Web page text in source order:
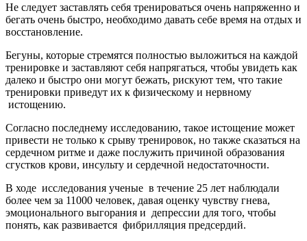
Не следует заставлять себя тренироваться очень напряженно и
бегать очень быстро, необходимо давать себе время на отдых и
восстановление.
Бегуны, которые стремятся полностью выложиться на каждой
тренировке и заставляют себя напрягаться, чтобы увидеть как
далеко и быстро они могут бежать, рискуют тем, что такие
тренировки приведут их к физическому и нервному
истощению.
Согласно последнему исследованию, такое истощение может
привести не только к срыву тренировок, но также сказаться на
сердечном ритме и даже послужить причиной образования
сгустков крови, инсульту и сердечной недостаточности.
В ходе исследования ученые в течение 25 лет наблюдали
более чем за 11000 человек, давая оценку чувству гнева,
эмоционального выгорания и депрессии для того, чтобы
понять, как развивается фибрилляция предсердий.